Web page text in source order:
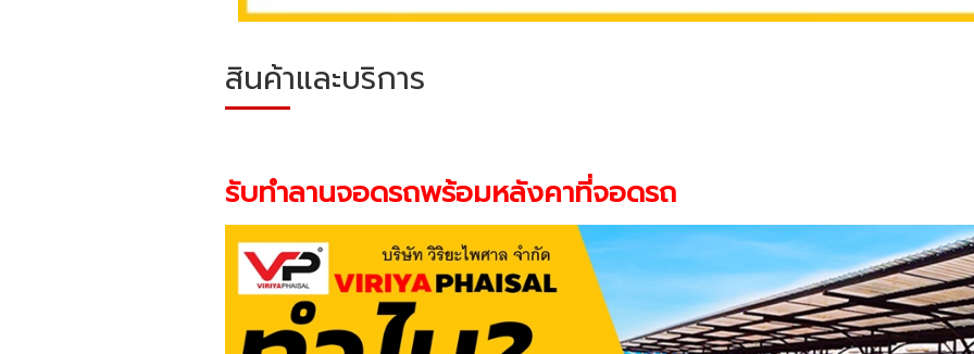
สินค้าและบริการ
รับทำลานจอดรถพร้อมหลังคาที่จอดรถ